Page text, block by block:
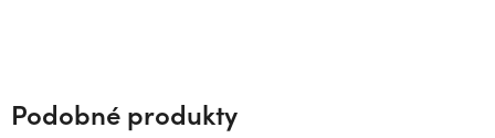
Podobné produkty